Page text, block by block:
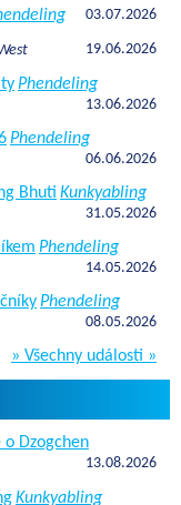
03.07.2026
19.06.2026
Phendeling
13.06.2026
Phendeling
06.06.2026
Bhuti Kunkyabling
31.05.2026
Phendeling
14.05.2026
Phendeling
08.05.2026
» Všechny události »
Dzogchen
13.08.2026
Kunkyabling